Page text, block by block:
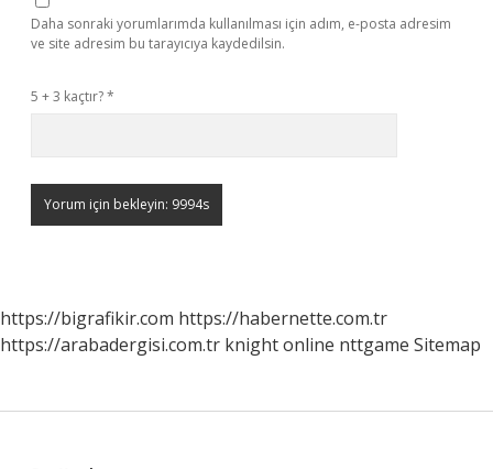
Daha sonraki yorumlarımda kullanılması için adım, e-posta adresim
ve site adresim bu tarayıcıya kaydedilsin.
5 + 3 kaçtır?*
https://bigrafikir.com https://habernette.com.tr
https://arabadergisi.com.tr knight online nttgame Sitemap